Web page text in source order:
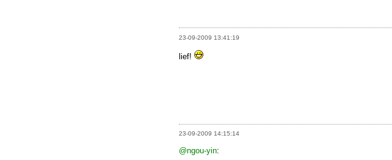
23-09-2009 13:41:19
lief!
23-09-2009 14:15:14
@ngou-yin: